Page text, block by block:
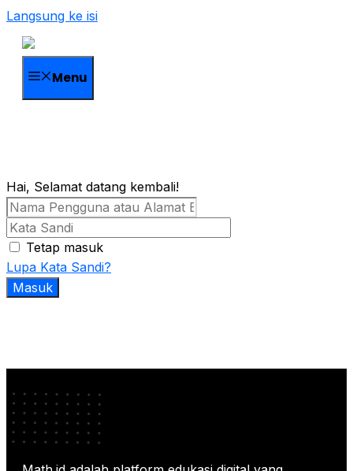
Langsung ke isi
Menu
Hai, Selamat datang kembali!
Tetap masuk
Lupa Kata Sandi?
Masuk